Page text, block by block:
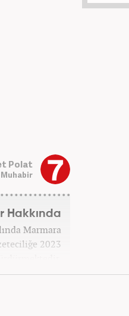
Polat
Hakkında
Marmara
2023